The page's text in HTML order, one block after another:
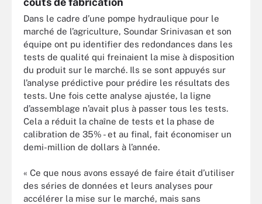
Dans le cadre d’une pompe hydraulique pour le
marché de l’agriculture, Soundar Srinivasan et son
équipe ont pu identifier des redondances dans les
tests de qualité qui freinaient la mise à disposition
du produit sur le marché. Ils se sont appuyés sur
l’analyse prédictive pour prédire les résultats des
tests. Une fois cette analyse ajustée, la ligne
d’assemblage n’avait plus à passer tous les tests.
Cela a réduit la chaîne de tests et la phase de
calibration de 35% - et au final, fait économiser un
demi-million de dollars à l’année.
« Ce que nous avons essayé de faire était d’utiliser
des séries de données et leurs analyses pour
accélérer la mise sur le marché, mais sans